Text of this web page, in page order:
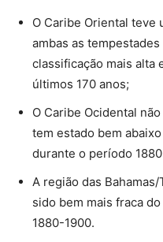
O Caribe Oriental teve
ambas as
classificação mais alta
últimos 170 anos;
O Caribe Ocidental
tem estado bem
durante o período
A região das
sido bem mais fraca
1880-1900.